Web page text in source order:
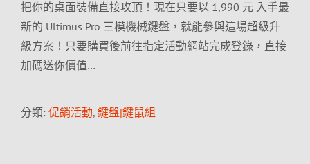
把你的桌面裝備直接攻頂！現在只要以 1,990 元 入手最
新的 Ultimus Pro 三模機械鍵盤，就能參與這場超級升
級方案！只要購買後前往指定活動網站完成登錄，直接
加碼送你價值…
分類: 促銷活動, 鍵盤|鍵鼠組